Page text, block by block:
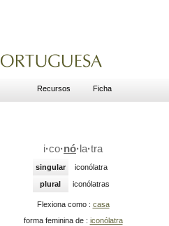
Recursos Ficha
i·co·nó· la·tra
singular
iconólatra
plural
iconólatras
Flexiona como : casa
forma feminina de : iconólatra